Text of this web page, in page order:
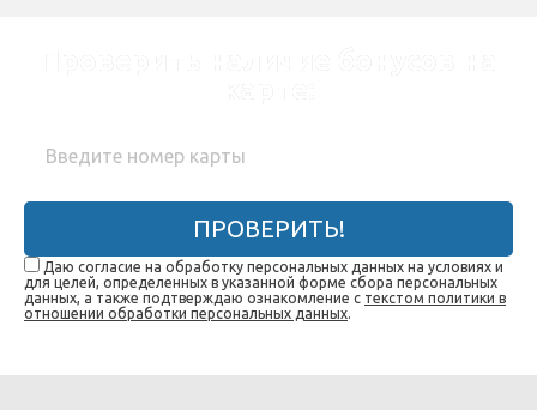
ПРОВЕРИТЬ!
Даю согласие на обработку персональных данных на условиях и
для целей, определенных в указанной форме сбора персональных
данных, а также подтверждаю ознакомление с текстом политики в
отношении обработки персональных данных.